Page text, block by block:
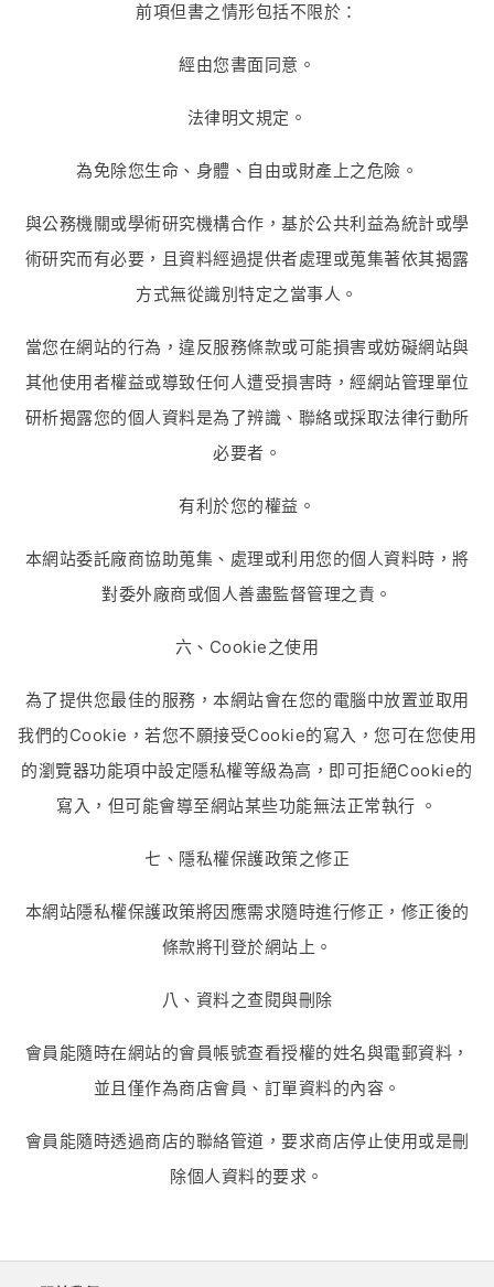
前項但書之情形包括不限於：
經由您書面同意。
法律明文規定。
為免除您生命、身體、自由或財產上之危險。
與公務機關或學術研究機構合作，基於公共利益為統計或學
術研究而有必要，且資料經過提供者處理或蒐集著依其揭露
方式無從識別特定之當事人。
當您在網站的行為，違反服務條款或可能損害或妨礙網站與
其他使用者權益或導致任何人遭受損害時，經網站管理單位
研析揭露您的個人資料是為了辨識、聯絡或採取法律行動所
必要者。
有利於您的權益。
本網站委託廠商協助蒐集、處理或利用您的個人資料時，將
對委外廠商或個人善盡監督管理之責。
六、Cookie之使用
為了提供您最佳的服務，本網站會在您的電腦中放置並取用
我們的Cookie，若您不願接受Cookie的寫入，您可在您使用
的瀏覽器功能項中設定隱私權等級為高，即可拒絕Cookie的
寫入，但可能會導至網站某些功能無法正常執行 。
七、隱私權保護政策之修正
本網站隱私權保護政策將因應需求隨時進行修正，修正後的
條款將刊登於網站上。
八、資料之查閱與刪除
會員能隨時在網站的會員帳號查看授權的姓名與電郵資料，
並且僅作為商店會員、訂單資料的內容。
會員能隨時透過商店的聯絡管道，要求商店停止使用或是刪
除個人資料的要求。